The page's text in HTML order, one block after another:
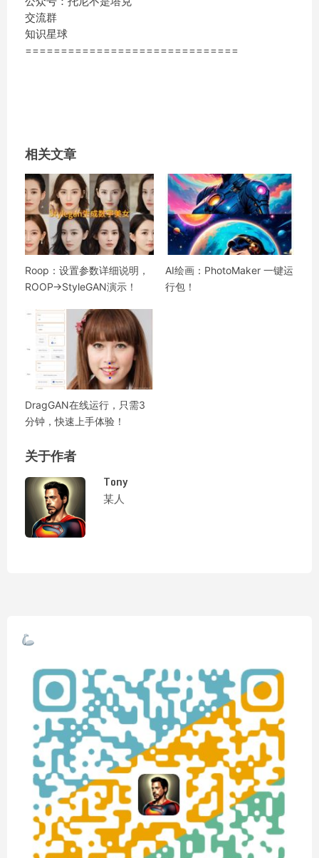
交流群
知识星球
==============================
相关文章
Roop：设置参数详细说明，
ROOP->StyleGAN演示！
AI绘画：PhotoMaker 一键运
行包！
DragGAN在线运行，只需3
分钟，快速上手体验！
关于作者
Tony
某人